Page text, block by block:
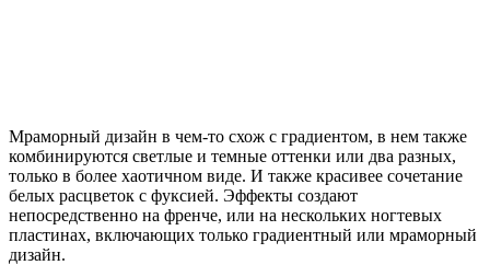
Мраморный дизайн в чем-то схож с градиентом, в нем также
комбинируются светлые и темные оттенки или два разных,
только в более хаотичном виде. И также красивее сочетание
белых расцветок с фуксией. Эффекты создают
непосредственно на френче, или на нескольких ногтевых
пластинах, включающих только градиентный или мраморный
дизайн.